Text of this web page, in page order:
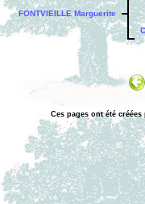
FONTVIEILLE Marguerite
Ces pages ont été